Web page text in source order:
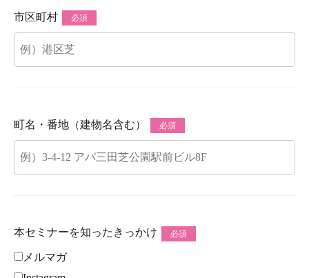
市区町村 必須
町名・番地（建物名含む） 必須
本セミナーを知ったきっかけ 必須
メルマガ